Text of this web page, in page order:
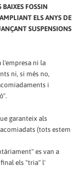
FOSSIN
ELS ANYS DE
SUSPENSIONS
l'empresa ni la
ni, si més no,
i
garanteix als
(tots estem
es van a
els "tria" l'